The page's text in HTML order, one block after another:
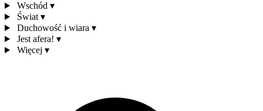
Wschód ▾
Świat ▾
Duchowość i wiara ▾
Jest afera! ▾
Więcej ▾